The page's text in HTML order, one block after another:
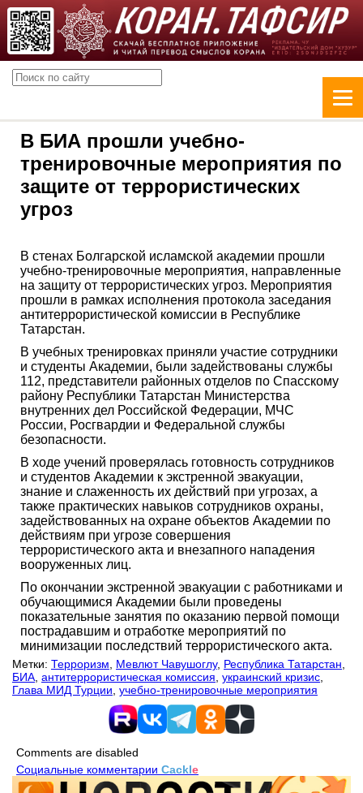
В БИА прошли учебно-
тренировочные мероприятия по
защите от террористических
угроз
В стенах Болгарской исламской академии прошли
учебно-тренировочные мероприятия, направленные
на защиту от террористических угроз. Мероприятия
прошли в рамках исполнения протокола заседания
антитеррористической комиссии в Республике
Татарстан.
В учебных тренировках приняли участие сотрудники
и студенты Академии, были задействованы службы
112, представители районных отделов по Спасскому
району Республики Татарстан Министерства
внутренних дел Российской Федерации, МЧС
России, Росгвардии и Федеральной службы
безопасности.
В ходе учений проверялась готовность сотрудников
и студентов Академии к экстренной эвакуации,
знание и слаженность их действий при угрозах, а
также практических навыков сотрудников охраны,
задействованных на охране объектов Академии по
действиям при угрозе совершения
террористического акта и внезапного нападения
вооруженных лиц.
По окончании экстренной эвакуации с работниками и
обучающимися Академии были проведены
показательные занятия по оказанию первой помощи
пострадавшим и отработке мероприятий по
минимизации последствий террористического акта.
Метки: Терроризм Мевлют Чавушоглу, Республика Татарстан
БИА антитеррористическая комиссия украинский кризис
Глава МИД Турции учебно-тренировочные мероприятия
Comments are disabled
Социальные комментарии Cackle